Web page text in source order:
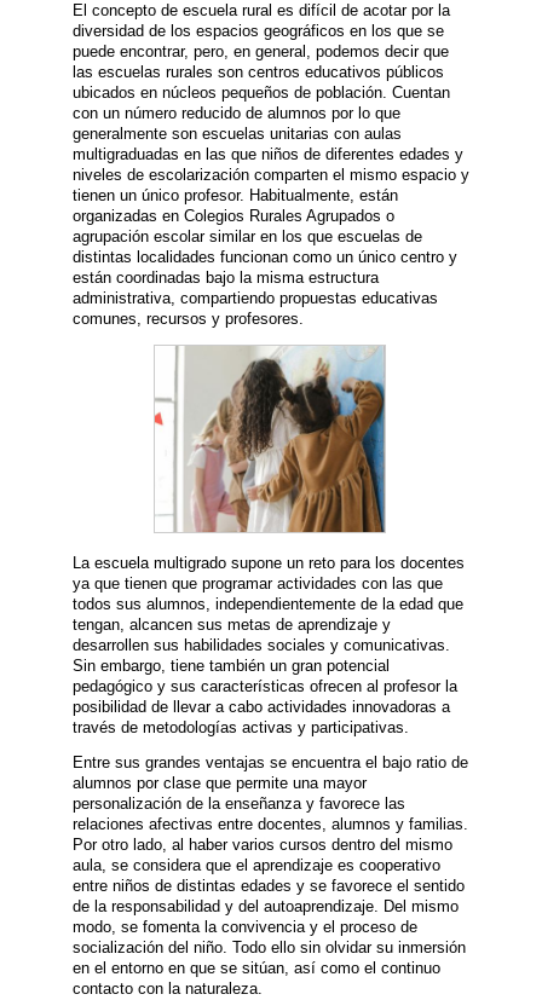
El concepto de escuela rural es difícil de acotar por la
diversidad de los espacios geográficos en los que se
puede encontrar, pero, en general, podemos decir que
las escuelas rurales son centros educativos públicos
ubicados en núcleos pequeños de población. Cuentan
con un número reducido de alumnos por lo que
generalmente son escuelas unitarias con aulas
multigraduadas en las que niños de diferentes edades y
niveles de escolarización comparten el mismo espacio y
tienen un único profesor. Habitualmente, están
organizadas en Colegios Rurales Agrupados o
agrupación escolar similar en los que escuelas de
distintas localidades funcionan como un único centro y
están coordinadas bajo la misma estructura
administrativa, compartiendo propuestas educativas
comunes, recursos y profesores.
La escuela multigrado supone un reto para los docentes
ya que tienen que programar actividades con las que
todos sus alumnos, independientemente de la edad que
tengan, alcancen sus metas de aprendizaje y
desarrollen sus habilidades sociales y comunicativas.
Sin embargo, tiene también un gran potencial
pedagógico y sus características ofrecen al profesor la
posibilidad de llevar a cabo actividades innovadoras a
través de metodologías activas y participativas.
Entre sus grandes ventajas se encuentra el bajo ratio de
alumnos por clase que permite una mayor
personalización de la enseñanza y favorece las
relaciones afectivas entre docentes, alumnos y familias.
Por otro lado, al haber varios cursos dentro del mismo
aula, se considera que el aprendizaje es cooperativo
entre niños de distintas edades y se favorece el sentido
de la responsabilidad y del autoaprendizaje. Del mismo
modo, se fomenta la convivencia y el proceso de
socialización del niño. Todo ello sin olvidar su inmersión
en el entorno en que se sitúan, así como el continuo
contacto con la naturaleza.